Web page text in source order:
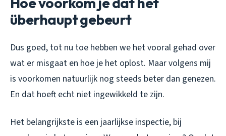
überhaupt gebeurt
Dus goed, tot nu toe hebben we het vooral gehad over
wat er misgaat en hoe je het oplost. Maar volgens mij
is voorkomen natuurlijk nog steeds beter dan genezen.
En dat hoeft echt niet ingewikkeld te zijn.
Het belangrijkste is een jaarlijkse inspectie, bij